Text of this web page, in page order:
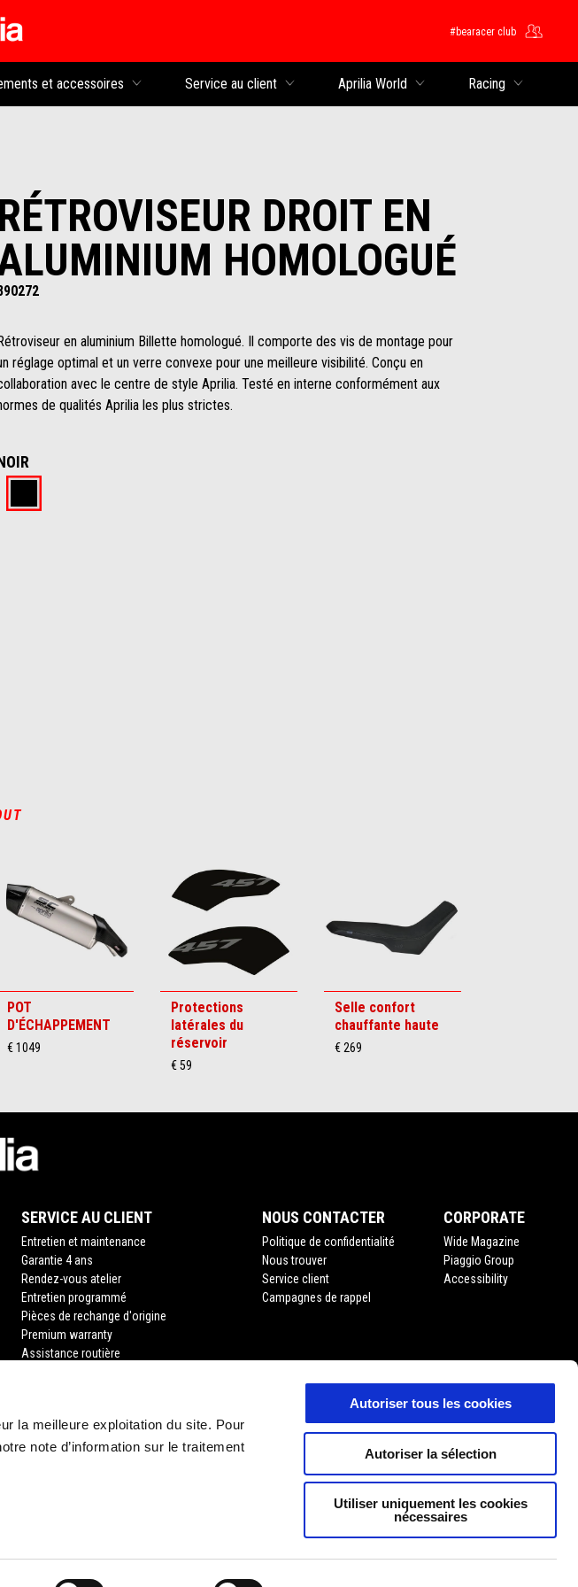
la meilleure exploitation du site. Pour
note d’information sur le traitement
Autoriser tous les cookies
Autoriser la sélection
Utiliser uniquement les cookies
nécessaires
#bearacer club
et accessoires Service au client Aprilia World Racing
RÉTROVISEUR DROIT EN
HOMOLOGUÉ
en aluminium Billette homologué. Il comporte des vis de montage pour
réglage optimal et un verre convexe pour une meilleure visibilité. Conçu en
avec le centre de style Aprilia. Testé en interne conformément aux
de qualités Aprilia les plus strictes.
POT
D'ÉCHAPPEMENT
€ 1049
Protections
latérales du
réservoir
€ 59
Selle confort
chauffante haute
€ 269
SERVICE AU CLIENT
Entretien et maintenance
Garantie 4 ans
Rendez-vous atelier
Entretien programmé
Pièces de rechange d'origine
Premium warranty
Assistance routière
Demande de documents
NOUS CONTACTER
Politique de confidentialité
Nous trouver
Service client
Campagnes de rappel
CORPORATE
Wide Magazine
Piaggio Group
Accessibility